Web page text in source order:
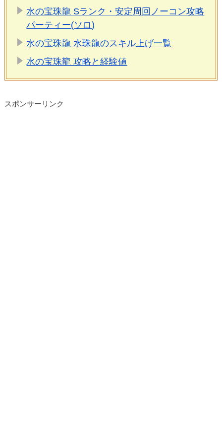
水の宝珠龍 Sランク・安定周回ノーコン攻略
パーティー(ソロ)
水の宝珠龍 水珠龍のスキル上げ一覧
水の宝珠龍 攻略と経験値
スポンサーリンク